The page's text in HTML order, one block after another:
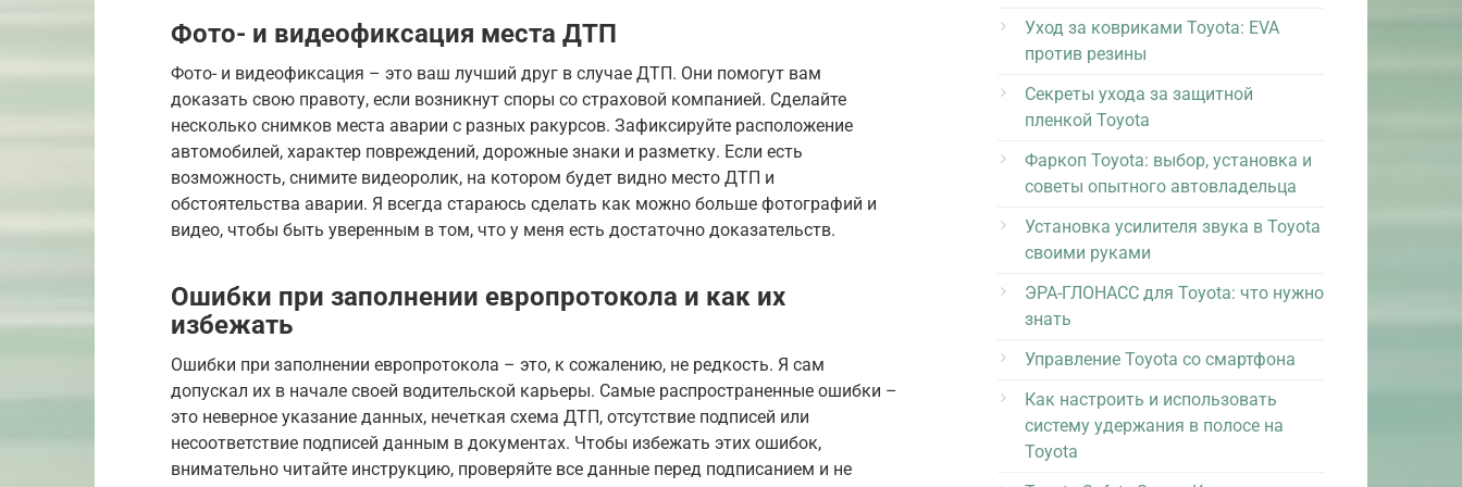
Фото- и видеофиксация места ДТП
Фото- и видеофиксация – это ваш лучший друг в случае ДТП. Они помогут вам
доказать свою правоту, если возникнут споры со страховой компанией. Сделайте
несколько снимков места аварии с разных ракурсов. Зафиксируйте расположение
автомобилей, характер повреждений, дорожные знаки и разметку. Если есть
возможность, снимите видеоролик, на котором будет видно место ДТП и
обстоятельства аварии. Я всегда стараюсь сделать как можно больше фотографий и
видео, чтобы быть уверенным в том, что у меня есть достаточно доказательств.
Ошибки при заполнении европротокола и как их
избежать
Ошибки при заполнении европротокола – это, к сожалению, не редкость. Я сам
допускал их в начале своей водительской карьеры. Самые распространенные ошибки –
это неверное указание данных, нечеткая схема ДТП, отсутствие подписей или
несоответствие подписей данным в документах. Чтобы избежать этих ошибок,
внимательно читайте инструкцию, проверяйте все данные перед подписанием и не
Уход за ковриками Toyota: EVA
против резины
Секреты ухода за защитной
пленкой Toyota
Фаркоп Toyota: выбор, установка и
советы опытного автовладельца
Установка усилителя звука в Toyota
своими руками
ЭРА-ГЛОНАСС для Toyota: что нужно
знать
Управление Toyota со смартфона
Как настроить и использовать
систему удержания в полосе на
Toyota